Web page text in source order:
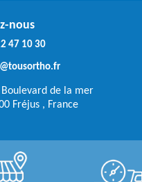
nous
47 10 30
de la mer
Fréjus , France